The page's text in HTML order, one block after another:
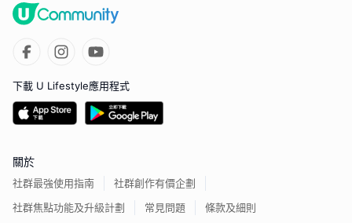
下載 U Lifestyle應用程式
關於
社群最強使用指南
社群創作有價企劃
社群焦點功能及升級計劃
常見問題 條款及細則